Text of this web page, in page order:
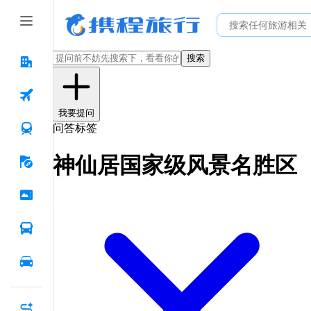
搜索
我要提问
问答标签
神仙居国家级风景名胜区